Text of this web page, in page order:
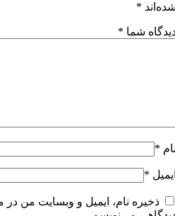
*
شما*
نام، ایمیل و وبسایت من در